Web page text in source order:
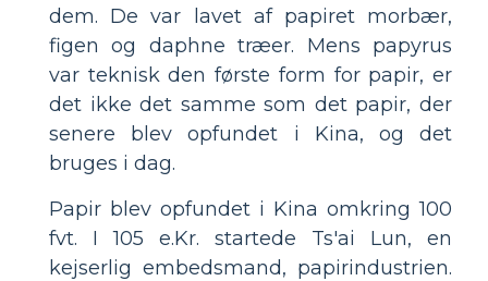
dem. De var lavet af papiret morbær,
figen og daphne træer. Mens papyrus
var teknisk den første form for papir, er
det ikke det samme som det papir, der
senere blev opfundet i Kina, og det
bruges i dag.
Papir blev opfundet i Kina omkring 100
fvt. I 105 e.Kr. startede Ts'ai Lun, en
kejserlig embedsmand, papirindustrien.